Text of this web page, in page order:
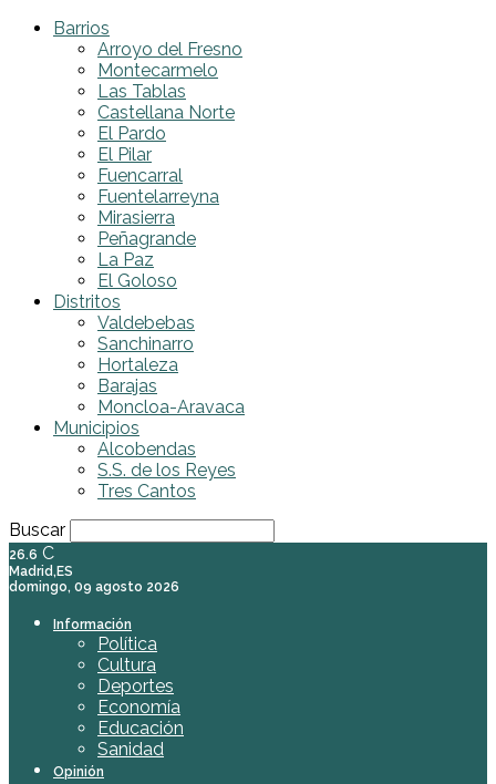
Barrios
Arroyo del Fresno
Montecarmelo
Las Tablas
Castellana Norte
El Pardo
El Pilar
Fuencarral
Fuentelarreyna
Mirasierra
Peñagrande
La Paz
El Goloso
Distritos
Valdebebas
Sanchinarro
Hortaleza
Barajas
Moncloa-Aravaca
Municipios
Alcobendas
S.S. de los Reyes
Tres Cantos
Buscar
26.6 C
Madrid,ES
domingo, 09 agosto 2026
Información
Política
Cultura
Deportes
Economía
Educación
Sanidad
Opinión